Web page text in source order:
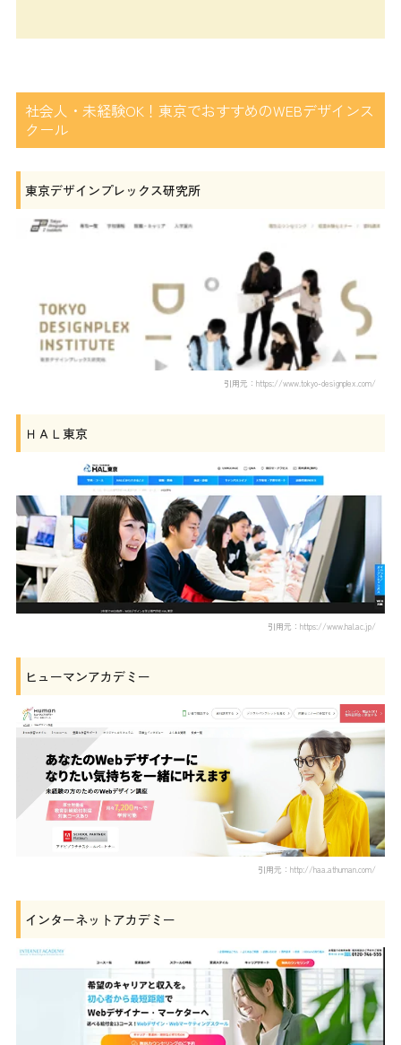
社会人・未経験OK！東京でおすすめのWEBデザインス
クール
東京デザインプレックス研究所
引用元：https://www.tokyo-designplex.com/
ＨＡＬ東京
引用元：https://www.hal.ac.jp/
ヒューマンアカデミー
引用元：http://haa.athuman.com/
インターネットアカデミー